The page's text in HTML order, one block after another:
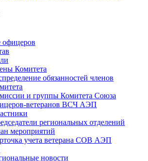
Комитета
обязанностей членов
и группы Комитета Союза
ветеранов ВСЧ АЭП
региональных отделений
мероприятий
учета ветерана CОВ АЭП
новости